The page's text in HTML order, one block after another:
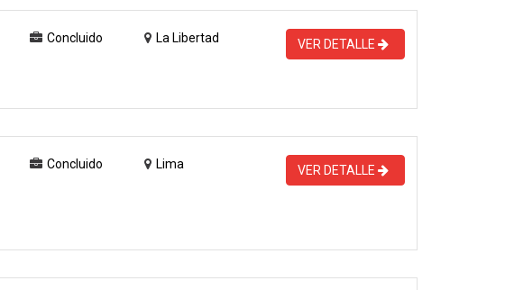
Concluido La Libertad VER DETALLE
Concluido Lima VER DETALLE